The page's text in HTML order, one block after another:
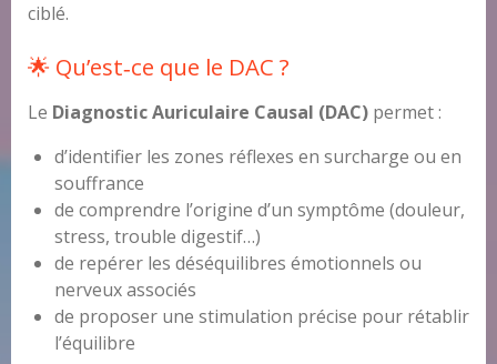
ciblé.
🌟 Qu’est‑ce que le DAC ?
Le Diagnostic Auriculaire Causal (DAC) permet :
d’identifier les zones réflexes en surcharge ou en
souffrance
de comprendre l’origine d’un symptôme (douleur,
stress, trouble digestif…)
de repérer les déséquilibres émotionnels ou
nerveux associés
de proposer une stimulation précise pour rétablir
l’équilibre